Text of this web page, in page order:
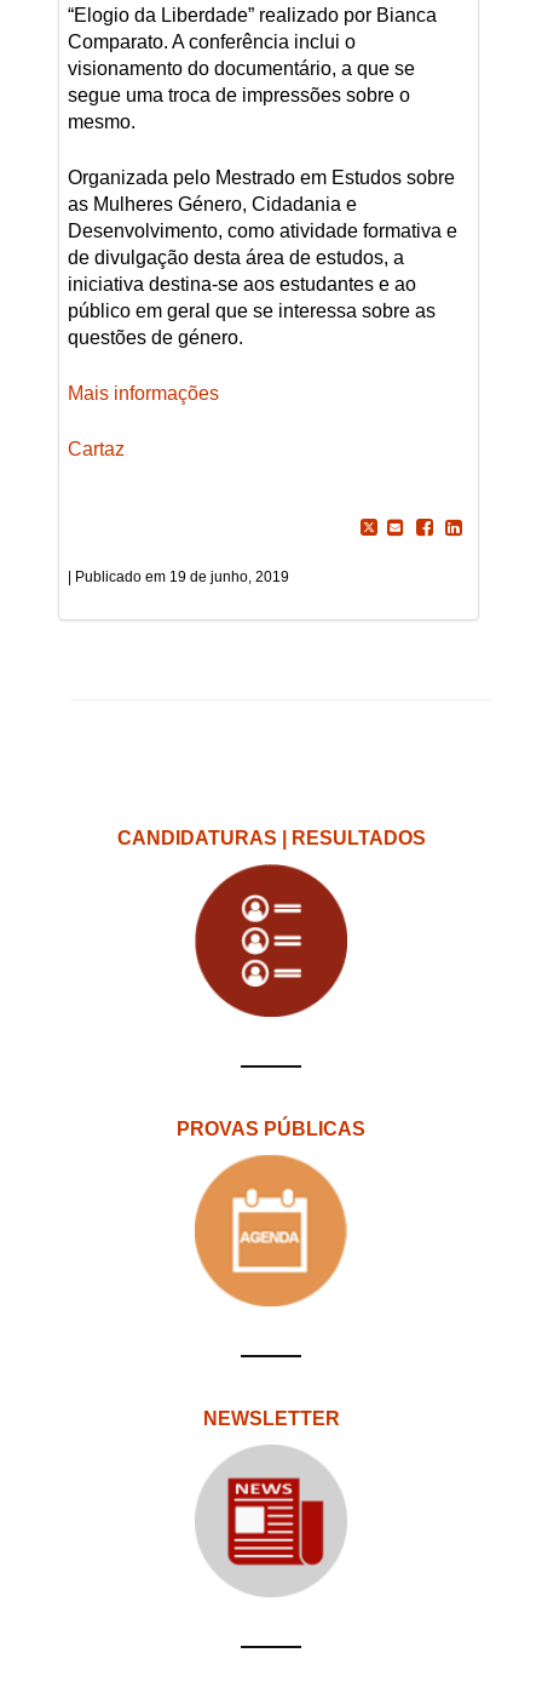
“Elogio da Liberdade” realizado por Bianca
Comparato. A conferência inclui o
visionamento do documentário, a que se
segue uma troca de impressões sobre o
mesmo.
Organizada pelo Mestrado em Estudos sobre
as Mulheres Género, Cidadania e
Desenvolvimento, como atividade formativa e
de divulgação desta área de estudos, a
iniciativa destina-se aos estudantes e ao
público em geral que se interessa sobre as
questões de género.
Mais informações
Cartaz
19 de junho, 2019
CANDIDATURAS | RESULTADOS
PROVAS PÚBLICAS
NEWSLETTER